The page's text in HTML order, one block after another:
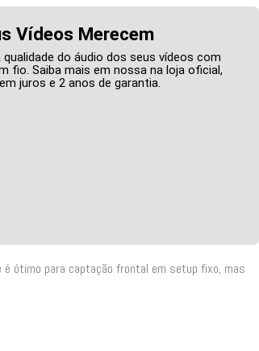
Vídeos Merecem
do áudio dos seus vídeos com
fio. Saiba mais em nossa na loja oficial,
juros e 2 anos de garantia.
é ótimo para captação frontal em setup fixo, mas